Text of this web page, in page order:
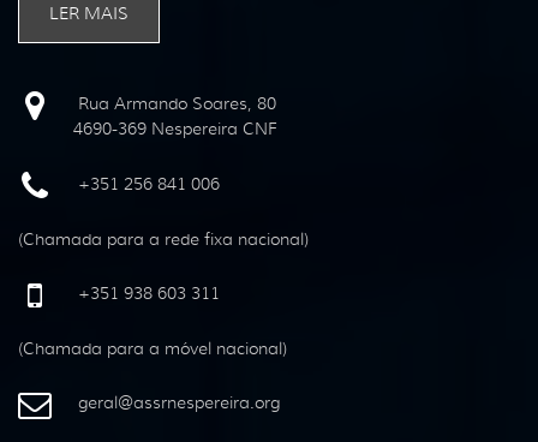
LER MAIS
Rua Armando Soares, 80
4690-369 Nespereira CNF
+351 256 841 006
(Chamada para a rede fixa nacional)
+351 938 603 311
(Chamada para a móvel nacional)
geral@assrnespereira.org